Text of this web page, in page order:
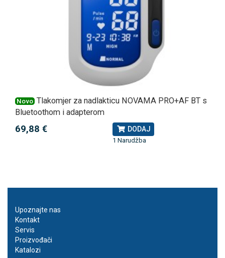
Novo Tlakomjer za nadlakticu NOVAMA PRO+AF BT s
Bluetoothom i adapterom
69,88 € DODAJ
1 Narudžba
Upoznajte nas
Kontakt
Servis
Proizvođači
Katalozi